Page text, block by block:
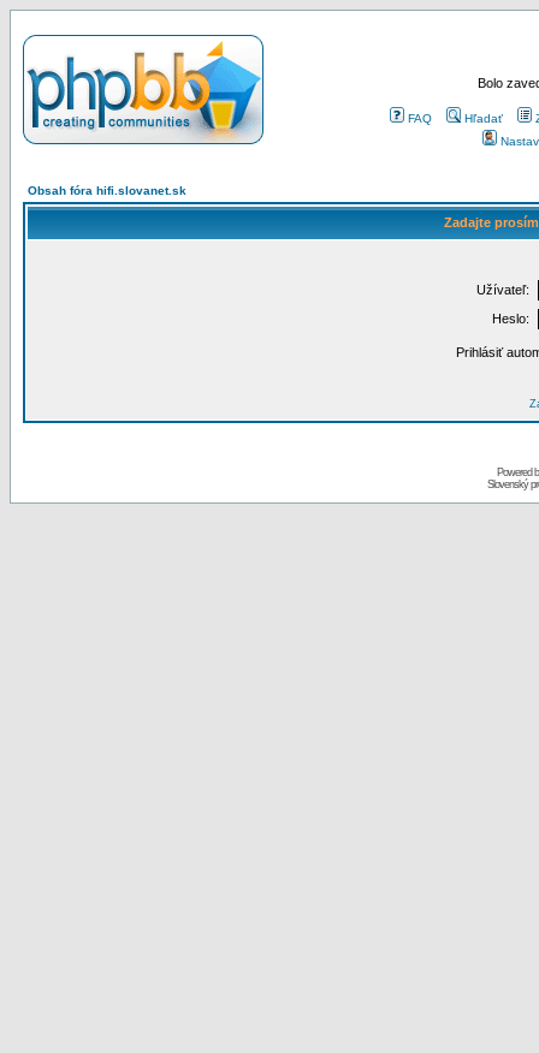
Bolo
FAQ Hľadať
Obsah fóra hifi.slovanet.sk
Zadajte
Užívateľ:
Heslo:
Prihlásiť
Powered
Slovenský